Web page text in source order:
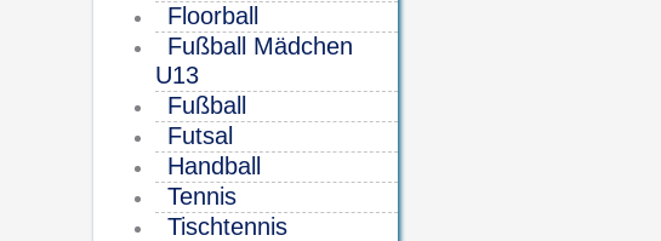
Floorball
Fußball Mädchen
U13
Fußball
Futsal
Handball
Tennis
Tischtennis